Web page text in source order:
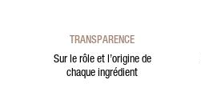
TRANSPARENCE
Sur le rôle et l’origine de
chaque ingrédient